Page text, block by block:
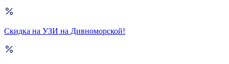
Скидка на УЗИ на Дивноморской!